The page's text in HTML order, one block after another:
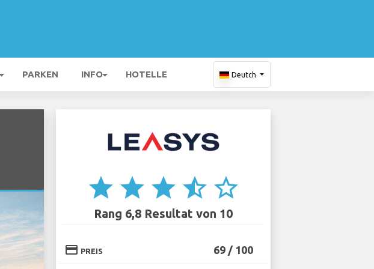
PARKEN INFO HOTELLE Deutch
star star star star_half star_border
Rang 6,8 Resultat von 10
credit_card PREIS 69 / 100